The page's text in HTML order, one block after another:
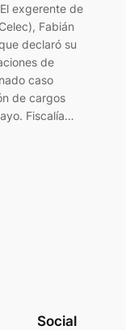
exgerente de
Fabián
declaró su
de
caso
de cargos
Fiscalía…
Social